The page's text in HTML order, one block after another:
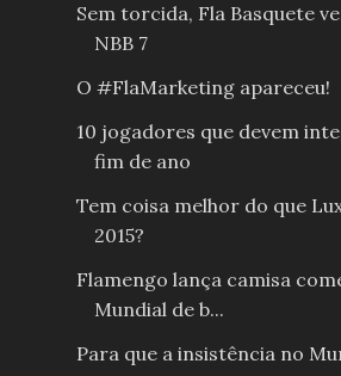
Sem torcida, Fla Basquete
NBB 7
O #FlaMarketing apareceu!
10 jogadores que devem
fim de ano
Tem coisa melhor do que
2015?
Flamengo lança camisa
Mundial de b...
Para que a insistência no